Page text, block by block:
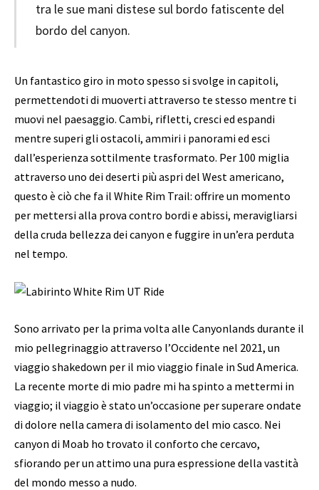
tra le sue mani distese sul bordo fatiscente del
bordo del canyon.
Un fantastico giro in moto spesso si svolge in capitoli,
permettendoti di muoverti attraverso te stesso mentre ti
muovi nel paesaggio. Cambi, rifletti, cresci ed espandi
mentre superi gli ostacoli, ammiri i panorami ed esci
dall’esperienza sottilmente trasformato. Per 100 miglia
attraverso uno dei deserti più aspri del West americano,
questo è ciò che fa il White Rim Trail: offrire un momento
per mettersi alla prova contro bordi e abissi, meravigliarsi
della cruda bellezza dei canyon e fuggire in un’era perduta
nel tempo.
Sono arrivato per la prima volta alle Canyonlands durante il
mio pellegrinaggio attraverso l’Occidente nel 2021, un
viaggio shakedown per il mio viaggio finale in Sud America.
La recente morte di mio padre mi ha spinto a mettermi in
viaggio; il viaggio è stato un’occasione per superare ondate
di dolore nella camera di isolamento del mio casco. Nei
canyon di Moab ho trovato il conforto che cercavo,
sfiorando per un attimo una pura espressione della vastità
del mondo messo a nudo.